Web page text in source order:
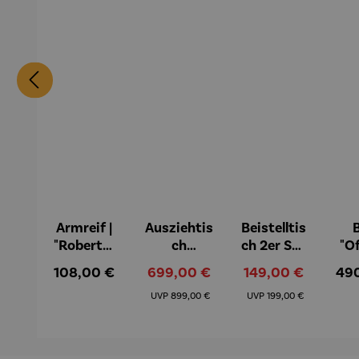
Armreif |
"Roberta"
Mütz
Regulärer Preis:
108,00 €
Ausziehtis
ch
m – Valor
Verkaufspreis:
699,00 €
UVP Regulärer Preis:
899,00 €
Beistelltis
ch 2er Set
Verkaufspreis:
149,00 €
UVP Regulärer Preis:
199,00 €